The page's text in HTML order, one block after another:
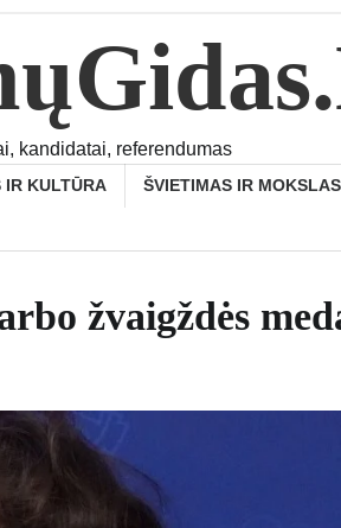
kandidatai, referendumas
IR KULTŪRA ŠVIETIMAS IR MOKSLAS
žvaigždės